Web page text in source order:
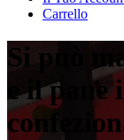
Carrello
Si può
e il pane